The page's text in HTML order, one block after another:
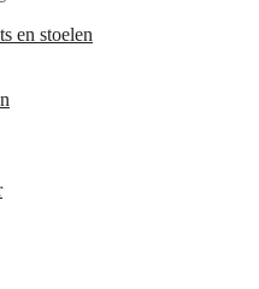
en stoelen